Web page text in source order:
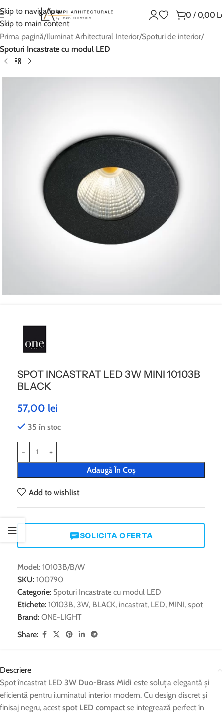
Skip to navigation
Skip to main content
0 /0,00
Prima pagină Iluminat Arhitectural Interior Spoturi de interior
Spoturi Incastrate cu modul LED
SPOT INCASTRAT LED 3W MINI 10103B
BLACK
57,00 lei
35 în stoc
Adaugă În Coș
Add to wishlist
SOLICITA OFERTA
Model: 10103B/B/W
SKU: 100790
Categorie: Spoturi Incastrate cu modul LED
Etichete: 10103B, 3W, BLACK, incastrat, LED, MINI, spot
Brand: ONE-LIGHT
Share:
Descriere
Spot încastrat LED 3W Duo-Brass Midi este soluția elegantă și
eficientă pentru iluminatul interior modern. Cu design discret și
finisaj negru, acest spot LED compact se integrează perfect în